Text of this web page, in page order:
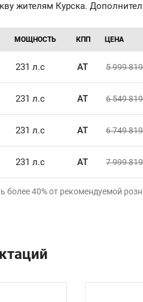
жителям Курска.
МОЩНОСТЬ КПП ЦЕНА
231 л.с AT 5 999
231 л.с AT 6 549
231 л.с AT 6 749
231 л.с AT 7 999
40% от рекомендуемой